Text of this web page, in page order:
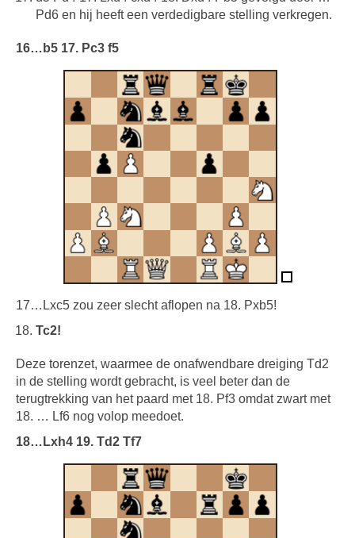
Pd6 en hij heeft een verdedigbare stelling verkregen.
16…b5 17. Pc3 f5
17…Lxc5 zou zeer slecht aflopen na 18. Pxb5!
Tc2!
Deze torenzet, waarmee de onafwendbare dreiging Td2
in de stelling wordt gebracht, is veel beter dan de
terugtrekking van het paard met 18. Pf3 omdat zwart met
18. … Lf6 nog volop meedoet.
18…Lxh4 19. Td2 Tf7